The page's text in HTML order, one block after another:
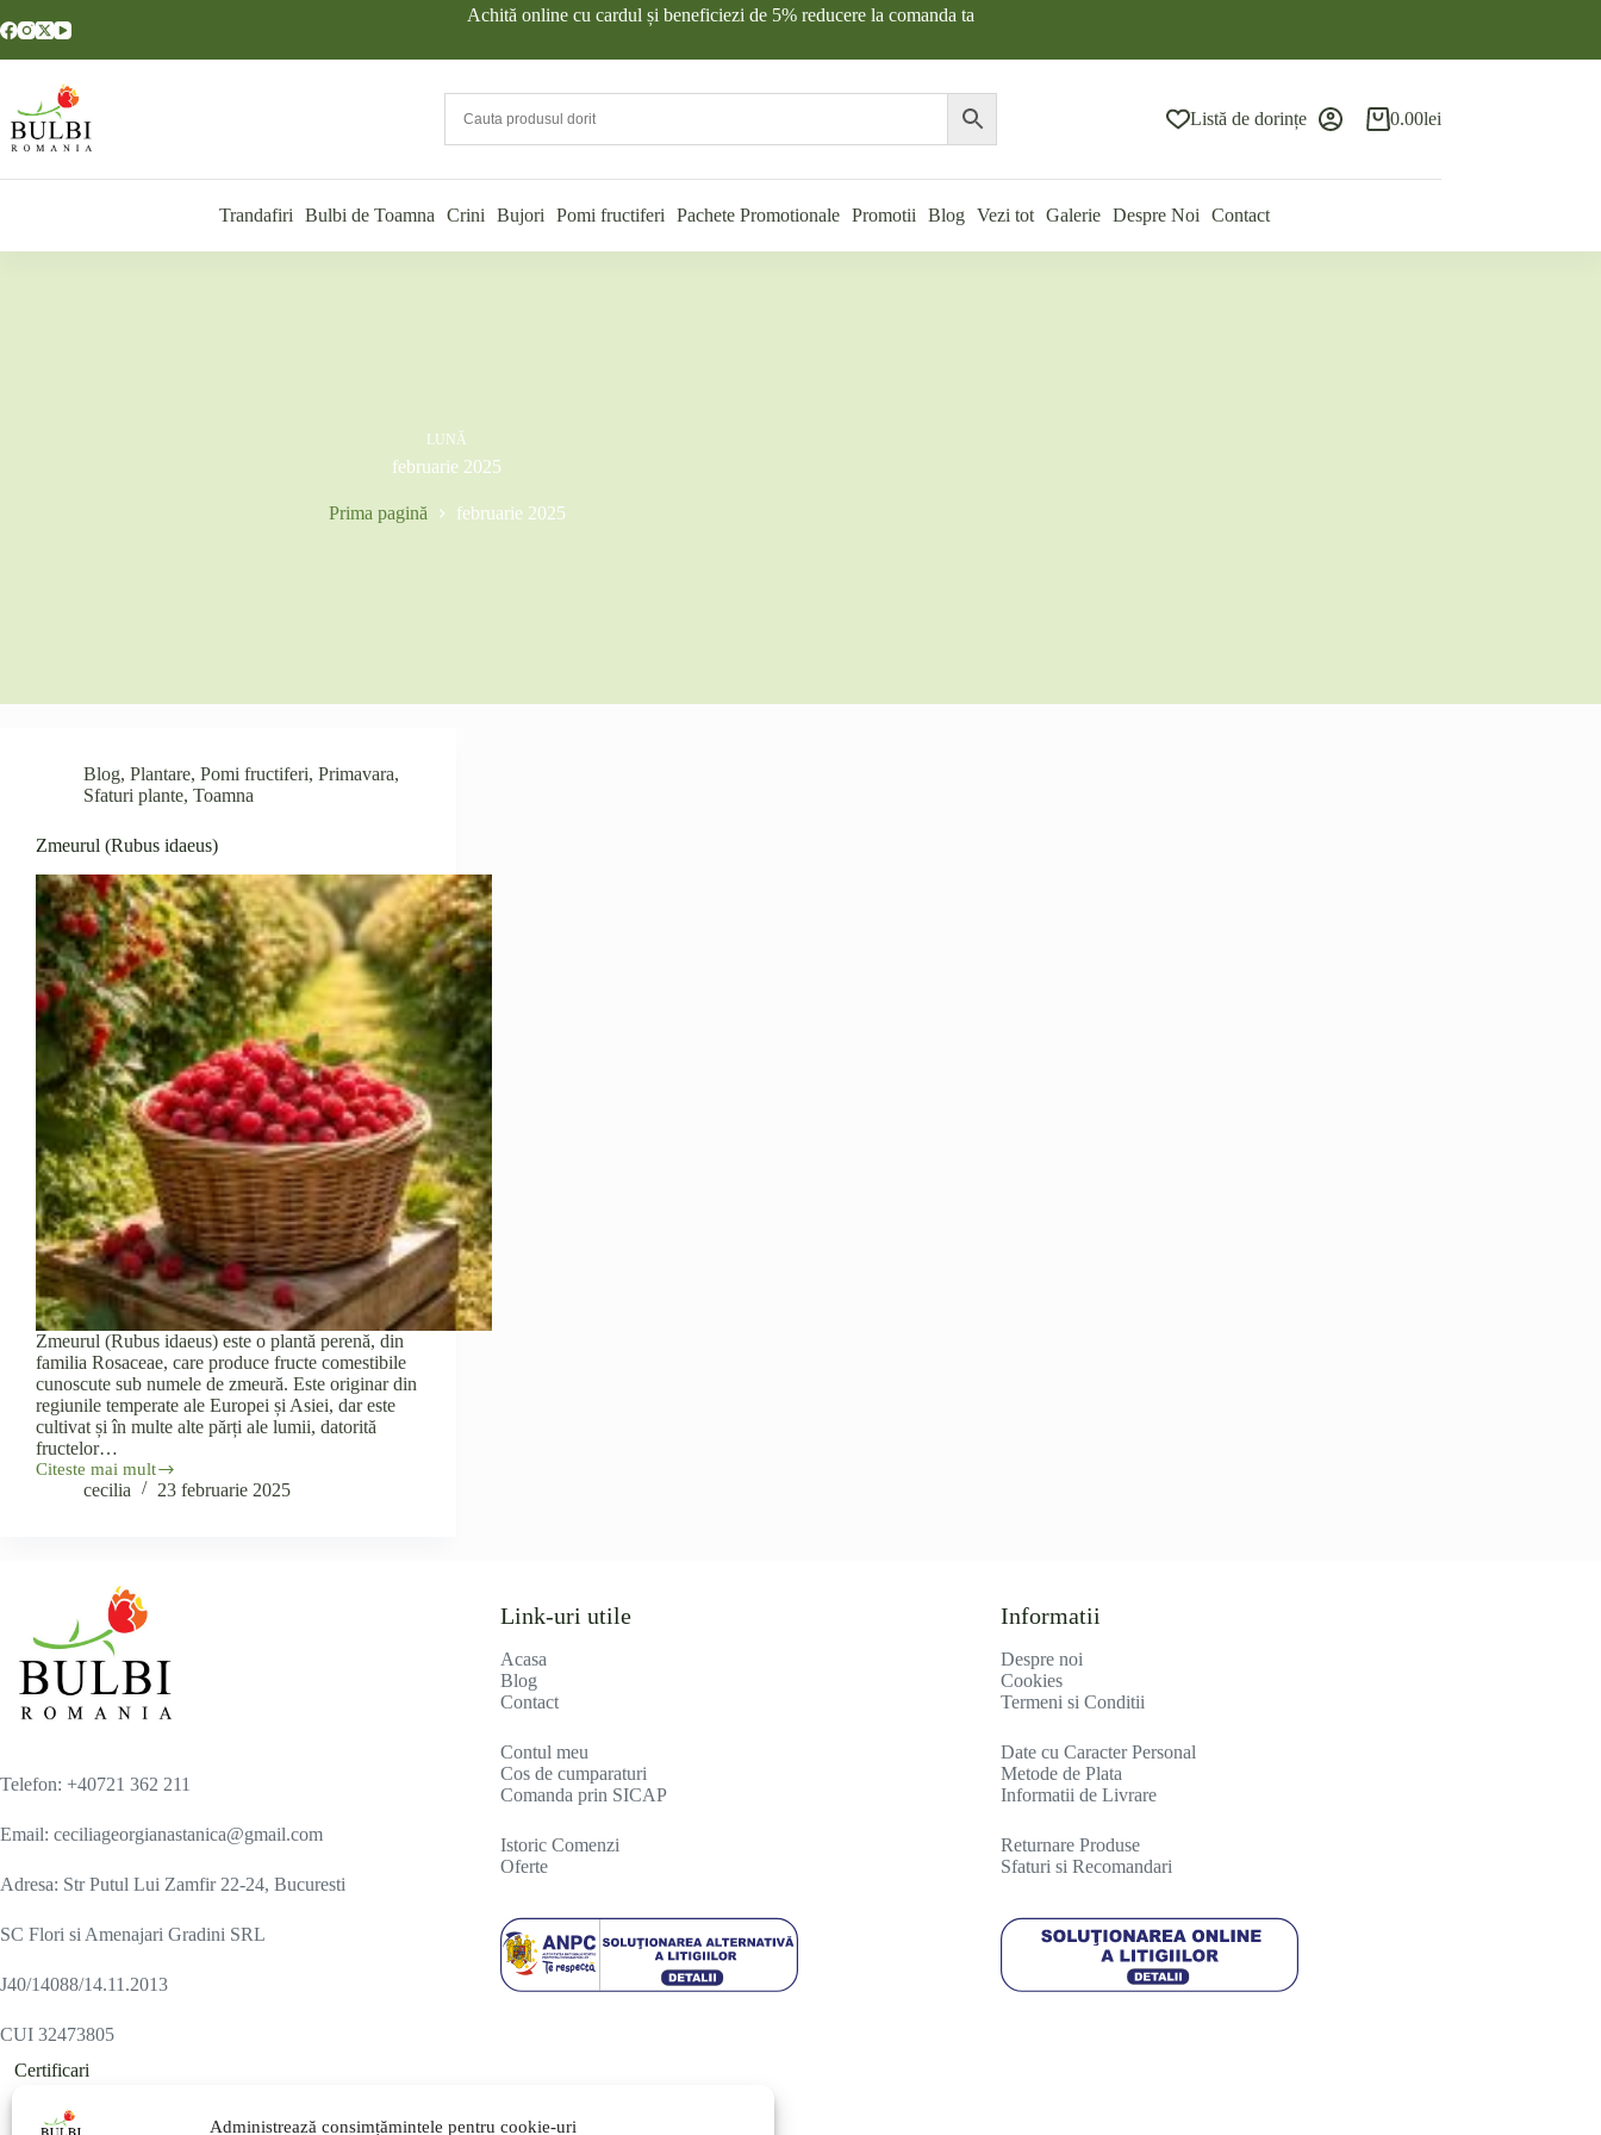
la
Achită online cu cardul și beneficiezi de 5% reducere la comanda ta
Listă de dorințe
Coș0.00lei
Trandafiri Bulbi de Toamna Crini Bujori Pomi fructiferi Pachete Promotionale Promotii Blog Vezi tot Galerie Despre Noi Contact
LUNĂ
februarie 2025
Prima pagină februarie 2025
Blog, Plantare, Pomi fructiferi, Primavara,
Sfaturi plante, Toamna
Zmeurul (Rubus idaeus)
Zmeurul (Rubus idaeus) este o plantă perenă, din
familia Rosaceae, care produce fructe comestibile
cunoscute sub numele de zmeură. Este originar din
regiunile temperate ale Europei și Asiei, dar este
cultivat și în multe alte părți ale lumii, datorită
fructelor…
Citeste mai mult
Zmeurul
(Rubuscecilia 23 februarie 2025
Telefon: +40721 362 211
Email: ceciliageorgianastanica@gmail.com
Adresa: Str Putul Lui Zamfir 22-24, Bucuresti
SC Flori si Amenajari Gradini SRL
J40/14088/14.11.2013
CUI 32473805
Link-uri utile
Acasa
Blog
Contact
Contul meu
Cos de cumparaturi
Comanda prin SICAP
Istoric Comenzi
Oferte
Informatii
Despre noi
Cookies
Termeni si Conditii
Date cu Caracter Personal
Metode de Plata
Informatii de Livrare
Returnare Produse
Sfaturi si Recomandari
Certificari
Administrează consimțămintele pentru cookie-uri